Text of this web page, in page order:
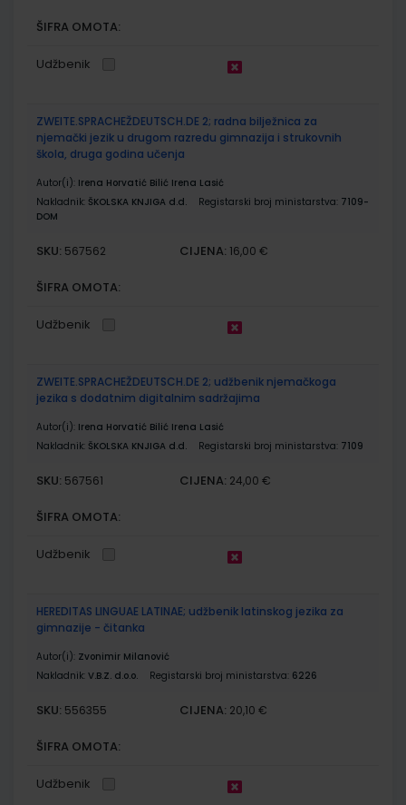
ŠIFRA OMOTA:
Udžbenik
ZWEITE.SPRACHEŽDEUTSCH.DE 2; radna bilježnica za
njemački jezik u drugom razredu gimnazija i strukovnih
škola, druga godina učenja
Autor(i): Irena Horvatić Bilić Irena Lasić
Nakladnik: ŠKOLSKA KNJIGA d.d. Registarski broj ministarstva: 7109-
DOM
SKU: 567562 CIJENA: 16,00 €
ŠIFRA OMOTA:
Udžbenik
ZWEITE.SPRACHEŽDEUTSCH.DE 2; udžbenik njemačkoga
jezika s dodatnim digitalnim sadržajima
Autor(i): Irena Horvatić Bilić Irena Lasić
Nakladnik: ŠKOLSKA KNJIGA d.d. Registarski broj ministarstva: 7109
SKU: 567561 CIJENA: 24,00 €
ŠIFRA OMOTA:
Udžbenik
HEREDITAS LINGUAE LATINAE; udžbenik latinskog jezika za
gimnazije - čitanka
Autor(i): Zvonimir Milanović
Nakladnik: V.B.Z. d.o.o. Registarski broj ministarstva: 6226
SKU: 556355 CIJENA: 20,10 €
ŠIFRA OMOTA:
Udžbenik